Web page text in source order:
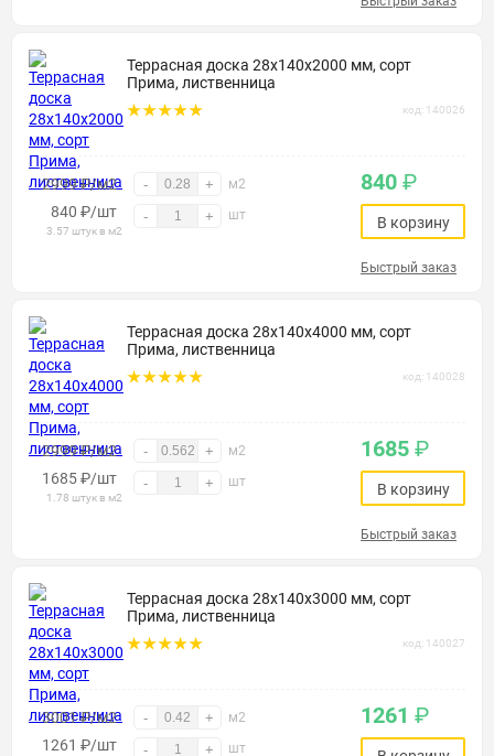
Террасная доска 28х140х2000 мм, сорт
Прима, лиственница
код: 140026
2999 ₽/м2 - + м2
840 ₽/шт
3.57 штук в м2
- + шт
840 ₽
В корзину
Быстрый заказ
Террасная доска 28х140х4000 мм, сорт
Прима, лиственница
код: 140028
2999 ₽/м2 - + м2
1685₽/шт
1.78 штук в м2
- + шт
1685 ₽
В корзину
Быстрый заказ
Террасная доска 28х140х3000 мм, сорт
Прима, лиственница
код: 140027
3001 ₽/м2 - + м2
1261 ₽/шт - + шт
1261 ₽